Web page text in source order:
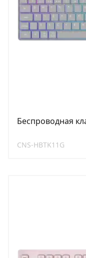
Беспроводная
CNS-HBTK11G